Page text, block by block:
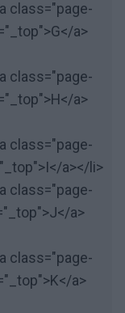
class="page-
a>
class="page-
a>
class="page-
a></li>
class="page-
a>
class="page-
a>